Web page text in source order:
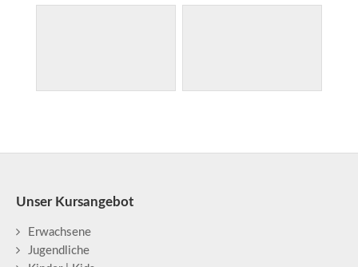
Unser Kursangebot
Erwachsene
Jugendliche